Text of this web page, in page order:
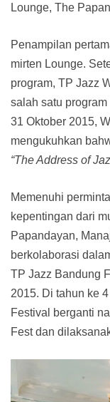
Lounge, The
Penampilan
mirten Lounge.
program, TP Jazz
salah satu
31 Oktober 2015,
mengukuhkan
“TheAddress of
Memenuhi
kepentingan dari
Papandayan,
berkolaborasi
TP Jazz Bandung
2015. Di tahun ke
Festival berganti
Fest dan